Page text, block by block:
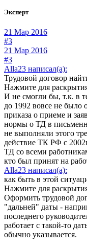
Эксперт
21 Мар 2016
#3
21 Мар 2016
#3
Alla23 написал(а):
Трудовой договор
Нажмите для
И не смогли бы, т.к. в
до 1992 вовсе не было
приказа о приеме и
нормы о ТД в
не выполняли этого
действие ТК РФ с
ТД со всеми
кто был принят на
Alla23 написал(а):
как быть в этой
Нажмите для
Оформить трудовой
"дальней" даты -
последнего
работает с такой-то
обычно указывается.